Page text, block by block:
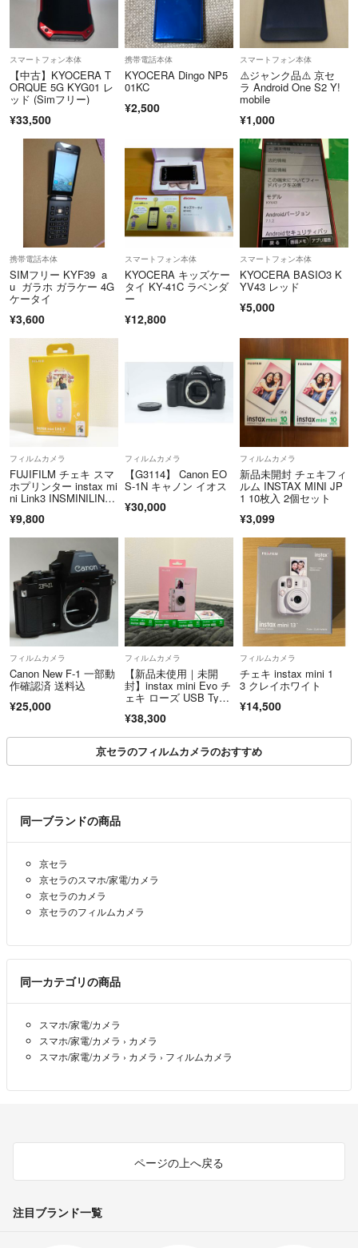
スマートフォン本体
【中古】KYOCERA T
ORQUE 5G KYG01 レ
ッド (Simフリー)
¥33,500
携帯電話本体
KYOCERA Dingo NP5
01KC
¥2,500
スマートフォン本体
⚠️ジャンク品⚠️ 京セ
ラ Android One S2 Y!
mobile
¥1,000
携帯電話本体
SIMフリー KYF39 a
u ガラホ ガラケー 4G
ケータイ
¥3,600
スマートフォン本体
KYOCERA キッズケー
タイ KY-41C ラベンダ
ー
¥12,800
スマートフォン本体
KYOCERA BASIO3 K
YV43 レッド
¥5,000
フィルムカメラ
FUJIFILM チェキ スマ
ホプリンター instax mi
ni Link3 INSMINILINK3
¥9,800
フィルムカメラ
【G3114】 Canon EO
S-1N キャノン イオス
¥30,000
フィルムカメラ
新品未開封 チェキフィ
ルム INSTAX MINI JP
1 10枚入 2個セット
¥3,099
フィルムカメラ
Canon New F-1 一部動
作確認済 送料込
¥25,000
フィルムカメラ
【新品未使用｜未開
封】instax mini Evo チ
ェキ ローズ USB Type
40枚付き
¥38,300
フィルムカメラ
チェキ instax mini 1
3 クレイホワイト
¥14,500
京セラのフィルムカメラのおすすめ
同一ブランドの商品
京セラ
京セラのスマホ/家電/カメラ
京セラのカメラ
京セラのフィルムカメラ
同一カテゴリの商品
スマホ/家電/カメラ
スマホ/家電/カメラ › カメラ
スマホ/家電/カメラ › カメラ › フィルムカメラ
ページの上へ戻る
注目ブランド一覧